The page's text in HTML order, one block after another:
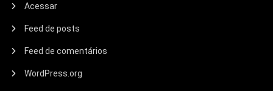
Acessar
Feed de posts
Feed de comentários
WordPress.org